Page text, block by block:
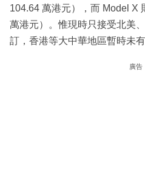
104.64 萬港元），而 Model X
萬港元）。惟現時只接受北美
訂，香港等大中華地區暫時未有
廣告